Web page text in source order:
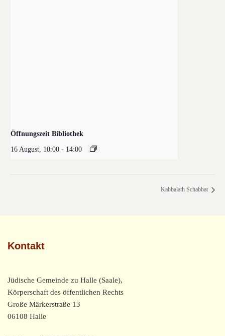
Öffnungszeit Bibliothek
16 August, 10:00 - 14:00
Kabbalath Schabbat
Kontakt
Jüdische Gemeinde zu Halle (Saale),
Körperschaft des öffentlichen Rechts
Große Märkerstraße 13
06108 Halle